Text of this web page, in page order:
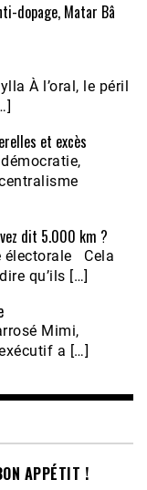
dopage, Matar Bâ
À l’oral, le péril
et excès
dit 5.000 km ?
électorale Cela
qu’ils […]
Mimi,
a […]
APPÉTIT !